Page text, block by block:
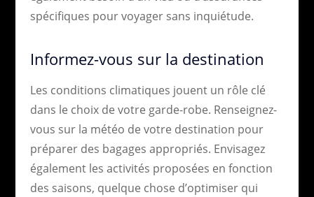
spécifiques pour voyager sans inquiétude.
Informez-vous sur la destination
Les conditions climatiques jouent un rôle clé
dans le choix de votre garde-robe. Renseignez-
vous sur la météo de votre destination pour
préparer des bagages appropriés. Envisagez
également les activités proposées en fonction
des saisons, quelque chose d’optimiser qui